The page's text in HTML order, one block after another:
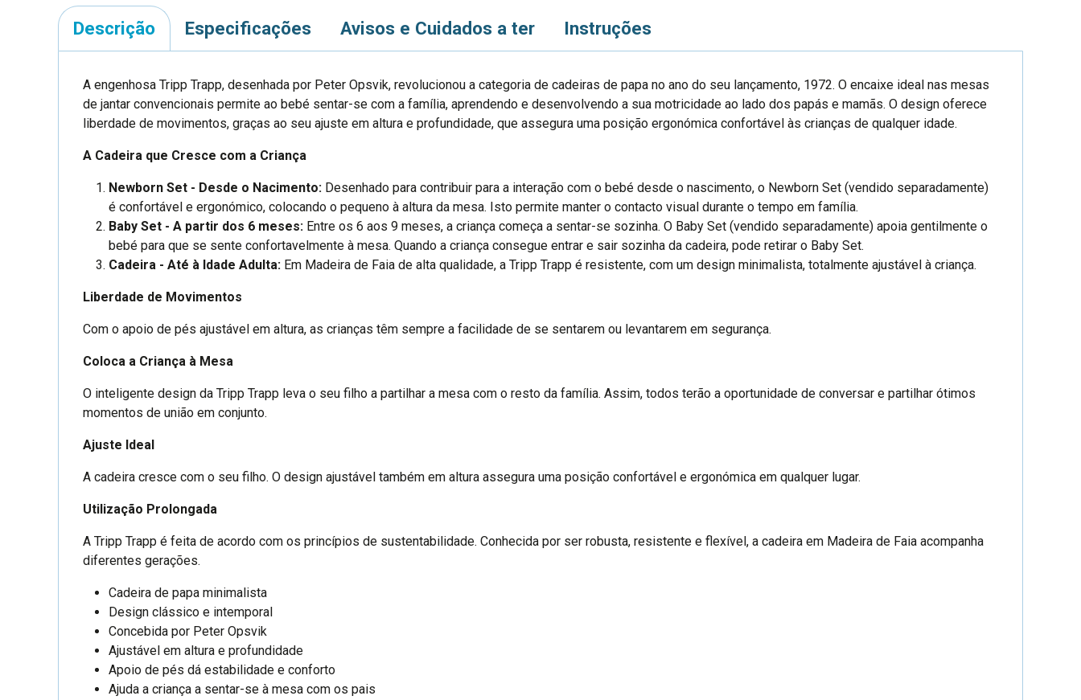
Descrição Especificações Avisos e Cuidados a ter Instruções
A engenhosa Tripp Trapp, desenhada por Peter Opsvik, revolucionou a categoria de cadeiras de papa no ano do seu lançamento, 1972. O encaixe ideal nas mesas
de jantar convencionais permite ao bebé sentar-se com a família, aprendendo e desenvolvendo a sua motricidade ao lado dos papás e mamãs. O design oferece
liberdade de movimentos, graças ao seu ajuste em altura e profundidade, que assegura uma posição ergonómica confortável às crianças de qualquer idade.
A Cadeira que Cresce com a Criança
Newborn Set - Desde o Nacimento: Desenhado para contribuir para a interação com o bebé desde o nascimento, o Newborn Set (vendido separadamente)
é confortável e ergonómico, colocando o pequeno à altura da mesa. Isto permite manter o contacto visual durante o tempo em família.
Baby Set - A partir dos 6 meses: Entre os 6 aos 9 meses, a criança começa a sentar-se sozinha. O Baby Set (vendido separadamente) apoia gentilmente o
bebé para que se sente confortavelmente à mesa. Quando a criança consegue entrar e sair sozinha da cadeira, pode retirar o Baby Set.
Cadeira - Até à Idade Adulta: Em Madeira de Faia de alta qualidade, a Tripp Trapp é resistente, com um design minimalista, totalmente ajustável à criança.
Liberdade de Movimentos
Com o apoio de pés ajustável em altura, as crianças têm sempre a facilidade de se sentarem ou levantarem em segurança.
Coloca a Criança à Mesa
O inteligente design da Tripp Trapp leva o seu filho a partilhar a mesa com o resto da família. Assim, todos terão a oportunidade de conversar e partilhar ótimos
momentos de união em conjunto.
Ajuste Ideal
A cadeira cresce com o seu filho. O design ajustável também em altura assegura uma posição confortável e ergonómica em qualquer lugar.
Utilização Prolongada
A Tripp Trapp é feita de acordo com os princípios de sustentabilidade. Conhecida por ser robusta, resistente e flexível, a cadeira em Madeira de Faia acompanha
diferentes gerações.
Cadeira de papa minimalista
Design clássico e intemporal
Concebida por Peter Opsvik
Ajustável em altura e profundidade
Apoio de pés dá estabilidade e conforto
Ajuda a criança a sentar-se à mesa com os pais